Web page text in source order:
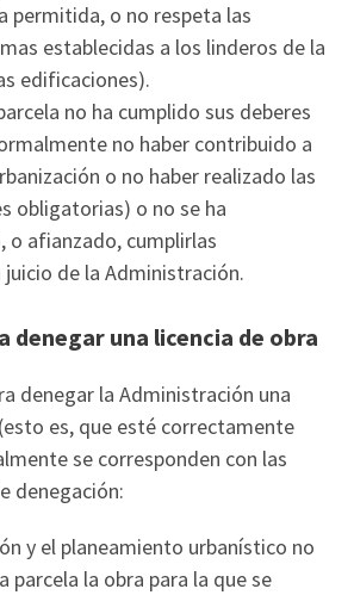
permitida, o no respeta las
establecidas a los linderos de la
edificaciones).
no ha cumplido sus deberes
no haber contribuido a
o no haber realizado las
obligatorias) o no se ha
o afianzado, cumplirlas
de la Administración.
denegar una licencia de obra
denegar la Administración una
es, que esté correctamente
se corresponden con las
denegación:
y el planeamiento urbanístico no
parcela la obra para la que se